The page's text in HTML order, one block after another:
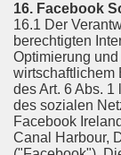
16. Facebook
16.1 Der
berechtigten
Optimierung
wirtschaftlichem
des Art. 6 Abs.
des sozialen
Facebook
Canal Harbour,